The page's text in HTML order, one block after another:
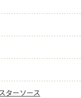
ターソース